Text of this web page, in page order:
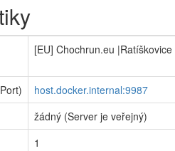
[EU] Chochrun.eu
host.docker.internal:9987
žádný (Server je veřejný)
1